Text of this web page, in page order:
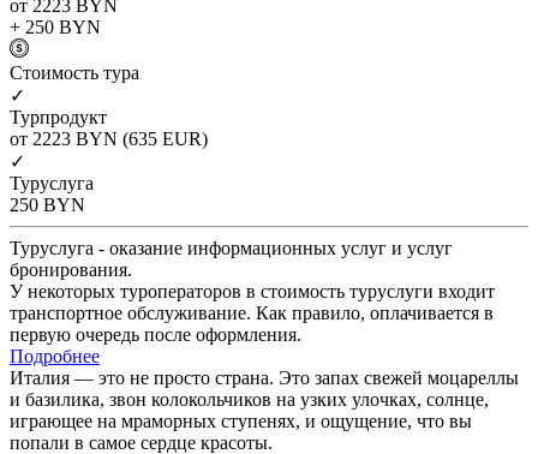
от 2223 BYN
+ 250 BYN
Cтоимость тура
✓
Турпродукт
от 2223 BYN (635 EUR)
✓
Туруслуга
250 BYN
Туруслуга - оказание информационных услуг и услуг
бронирования.
У некоторых туроператоров в стоимость туруслуги входит
транспортное обслуживание. Как правило, оплачивается в
первую очередь после оформления.
Подробнее
Италия — это не просто страна. Это запах свежей моцареллы
и базилика, звон колокольчиков на узких улочках, солнце,
играющее на мраморных ступенях, и ощущение, что вы
попали в самое сердце красоты.